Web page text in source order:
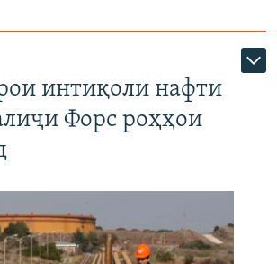
интиқоли нафти
Форс роҳҳои